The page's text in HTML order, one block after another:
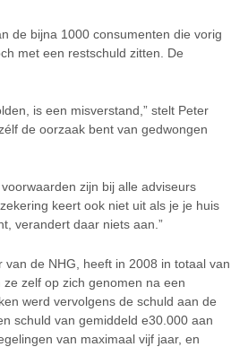
de bijna 1000 consumenten die vorig
met een restschuld zitten. De
is een misverstand,” stelt Peter
de oorzaak bent van gedwongen
zijn bij alle adviseurs
keert ook niet uit als je je huis
verandert daar niets aan.”
de NHG, heeft in 2008 in totaal van
zelf op zich genomen na een
werd vervolgens de schuld aan de
schuld van gemiddeld e30.000 aan
van maximaal vijf jaar, en